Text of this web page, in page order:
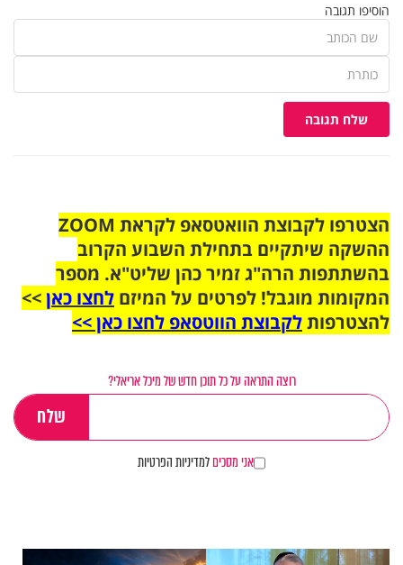
הוסיפו תגובה
שלח תגובה
הצטרפו לקבוצת הוואטסאפ לקראת ZOOM
ההשקה שיתקיים בתחילת השבוע הקרוב
בהשתתפות הרה"ג זמיר כהן שליט"א. מספר
המקומות מוגבל! לפרטים על המיזם לחצו כאן>>
להצטרפותלקבוצת הווטסאפ לחצו כאן >>
רוצה התראה על כל תוכן חדש של מיכל אריאלי?
אני מסכיםלמדיניות הפרטיות